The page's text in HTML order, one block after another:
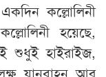
কল্লোলিনী
হয়েছে,
শুধুই হাইরাইজ,
যানবাহন আর